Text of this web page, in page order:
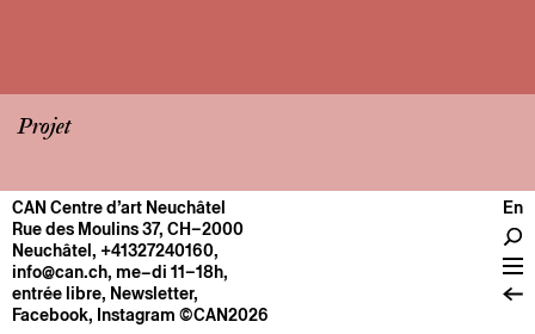
Projet
CENTRE
Infos pratiques
Fonctionnement
À propos
CAN Centre d’art Neuchâtel
Rue des Moulins 37, CH–2000
Neuchâtel, +41327240160,
info@can.ch, me–di 11–18h,
entrée libre, Newsletter,
Facebook, Instagram ©CAN2026
En